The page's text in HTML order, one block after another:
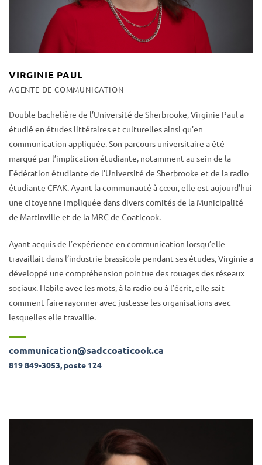
VIRGINIE PAUL
AGENTE DE COMMUNICATION
Double bachelière de l’Université de Sherbrooke, Virginie Paul a
étudié en études littéraires et culturelles ainsi qu’en
communication appliquée. Son parcours universitaire a été
marqué par l’implication étudiante, notamment au sein de la
Fédération étudiante de l’Université de Sherbrooke et de la radio
étudiante CFAK. Ayant la communauté à cœur, elle est aujourd’hui
une citoyenne impliquée dans divers comités de la Municipalité
de Martinville et de la MRC de Coaticook.
Ayant acquis de l’expérience en communication lorsqu’elle
travaillait dans l’industrie brassicole pendant ses études, Virginie a
développé une compréhension pointue des rouages des réseaux
sociaux. Habile avec les mots, à la radio ou à l’écrit, elle sait
comment faire rayonner avec justesse les organisations avec
lesquelles elle travaille.
communication@sadccoaticook.ca
819 849-3053, poste 124